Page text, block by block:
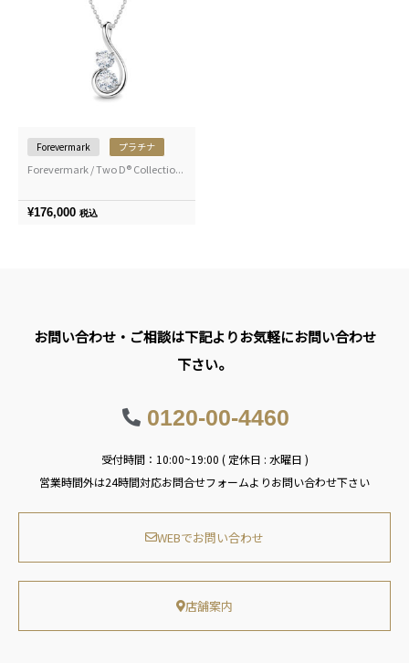
Forevermark プラチナ
Forevermark / Two D® Collectio...
¥176,000 税込
お問い合わせ・ご相談は下記よりお気軽にお問い合わせ
下さい。
0120-00-4460
受付時間：10:00~19:00 ( 定休日 : 水曜日 )
営業時間外は24時間対応お問合せフォームよりお問い合わせ下さい
WEBでお問い合わせ
店舗案内